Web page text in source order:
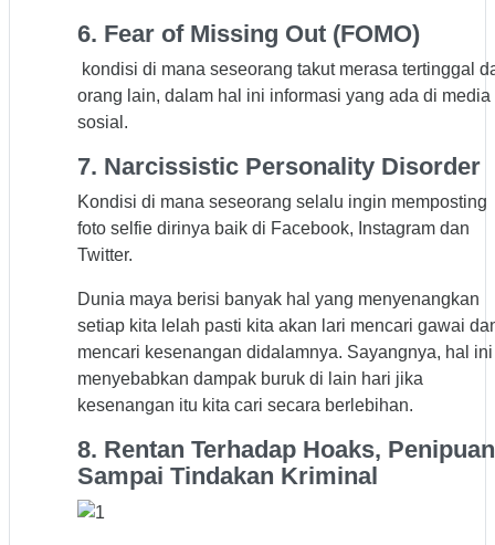
6. Fear of Missing Out (FOMO)
kondisi di mana seseorang takut merasa tertinggal
orang lain, dalam hal ini informasi yang ada di media
sosial.
7. Narcissistic Personality Disorder
Kondisi di mana seseorang selalu ingin memposting
foto selfie dirinya baik di Facebook, Instagram dan
Twitter.
Dunia maya berisi banyak hal yang menyenangkan
setiap kita lelah pasti kita akan lari mencari gawai
mencari kesenangan didalamnya. Sayangnya, hal ini
menyebabkan dampak buruk di lain hari jika
kesenangan itu kita cari secara berlebihan.
8. Rentan Terhadap Hoaks, Penipuan
Sampai Tindakan Kriminal